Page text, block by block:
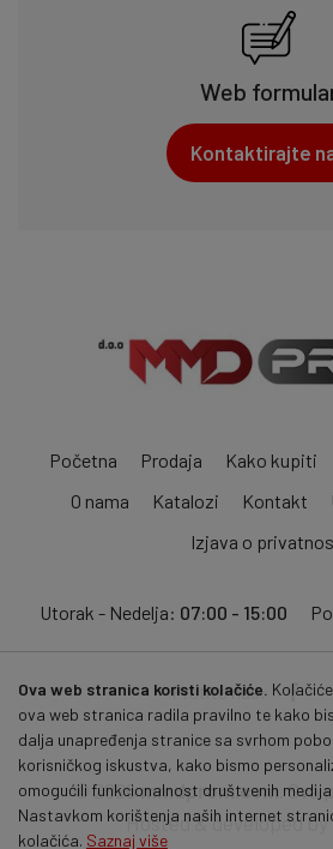
Web
Kontaktirajte
Početna Prodaja Kako kupiti
O nama
Katalozi Kontakt
Izjava o
Utorak - Nedelja: 07:00 - 15:00
Pratite nas:
© 2026mmdprom.com . Sva
Hosted & developed by
Ova web stranica koristi kolačiće.
ova web stranica radila pravilno te kako
dalja unapređenja stranice sa svrhom
korisničkog iskustva, kako bismo
omogućili funkcionalnost društvenih
Nastavkom korištenja naših internet
kolačića. Saznaj više